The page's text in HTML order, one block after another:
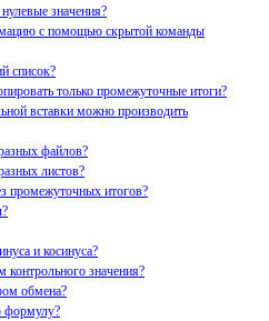
значения?
с помощью скрытой команды
список?
только промежуточные итоги?
вставки можно производить
файлов?
листов?
промежуточных итогов?
и косинуса?
значения?
обмена?
формулу?